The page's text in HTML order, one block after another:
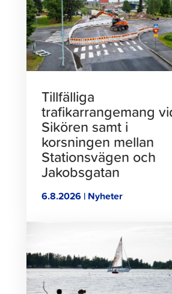
att
läsa
artikeln
Tillfälliga
trafikarrangemang
Sikören samt i
korsningen mellan
Stationsvägen och
Jakobsgatan
6.8.2026 | Nyheter
att
läsa
artikeln